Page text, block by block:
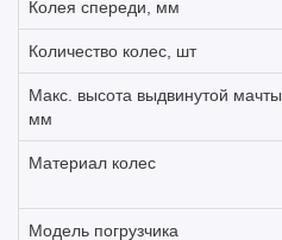
Колея спереди, мм
Количество колес, шт
Макс. высота выдвинутой мачты,
мм
Материал колес
Модель погрузчика